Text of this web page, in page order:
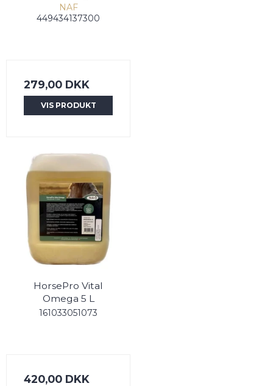
NAF
449434137300
279,00 DKK
VIS PRODUKT
HorsePro Vital
Omega 5 L
161033051073
420,00 DKK